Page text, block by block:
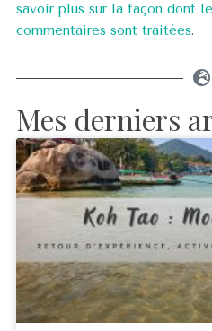
savoir plus sur la façon dont
commentaires sont traitées.
Mes derniers